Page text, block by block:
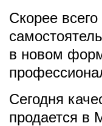
Скорее
в новом
Сегодня
продается в